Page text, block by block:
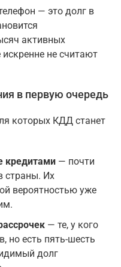
— это долг в
активных
не считают
в первую очередь
которых КДД станет
кредитами — почти
страны. Их
вероятностью уже
— те, у кого
но есть пять-шесть
долг